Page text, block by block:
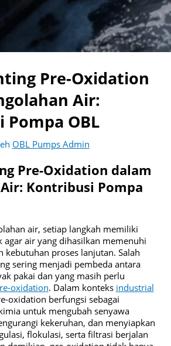
Pre-Oxidation
Air:
OBL
OBL Pumps Admin
Pre-Oxidation dalam
Kontribusi Pompa
air, setiap langkah memiliki
agar air yang dihasilkan memenuhi
kebutuhan proses lanjutan. Salah
sering menjadi pembeda antara
pakai dan yang masih perlu
oxidation. Dalam konteks industrial
oxidation berfungsi sebagai
untuk mengubah senyawa
kekeruhan, dan menyiapkan
flokulasi, serta filtrasi berjalan